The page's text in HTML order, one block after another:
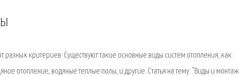
разных критериев. Существуют такие основные виды систем отопления, как:
отопление, водяные теплые полы, и другие. Статья на тему: "Виды и монтаж